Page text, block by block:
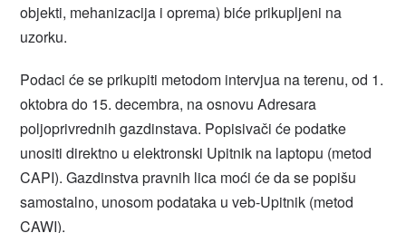
objekti, mehanizacija i oprema) biće prikupljeni na
uzorku.
Podaci će se prikupiti metodom intervjua na terenu, od 1.
oktobra do 15. decembra, na osnovu Adresara
poljoprivrednih gazdinstava. Popisivači će podatke
unositi direktno u elektronski Upitnik na laptopu (metod
CAPI). Gazdinstva pravnih lica moći će da se popišu
samostalno, unosom podataka u veb-Upitnik (metod
CAWI).